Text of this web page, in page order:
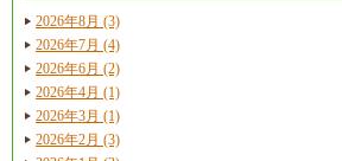
2026年8月 (3)
2026年7月 (4)
2026年6月 (2)
2026年4月 (1)
2026年3月 (1)
2026年2月 (3)